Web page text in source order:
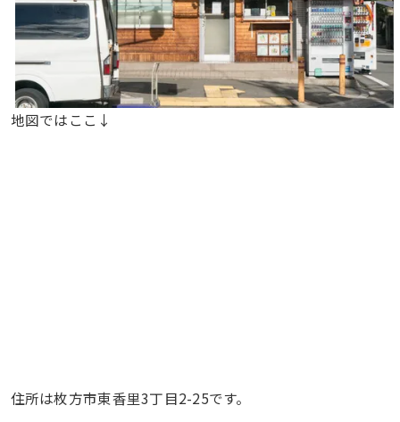
地図ではここ↓
住所は枚方市東香里3丁目2-25です。